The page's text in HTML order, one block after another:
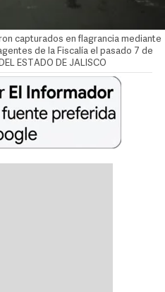
capturados en flagrancia mediante
de la Fiscalía el pasado 7 de
ESTADO DE JALISCO